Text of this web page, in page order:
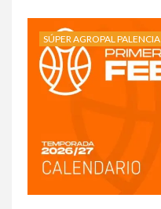
SÚPER AGROPAL PALENCIA